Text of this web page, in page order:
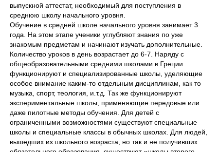
выпускной аттестат, необходимый для поступления в
среднюю школу начального уровня.
Обучение в средней школе начального уровня занимает 3
года. На этом этапе ученики углубляют знания по уже
знакомым предметам и начинают изучать дополнительные.
Количество уроков в день возрастает до 6-7. Наряду с
общеобразовательными средними школами в Греции
функционируют и специализированные школы, уделяющие
особое внимание каким-то отдельным дисциплинам, как то
музыка, спорт, теология, и.т.д. Так же функционируют
экспериментальные школы, применяющие передовые или
даже пилотные методы обучения. Для детей с
ограниченными возможностями существуют специальные
школы и специальные классы в обычных школах. Для людей,
вышедших из школьного возраста, но так и не получивших